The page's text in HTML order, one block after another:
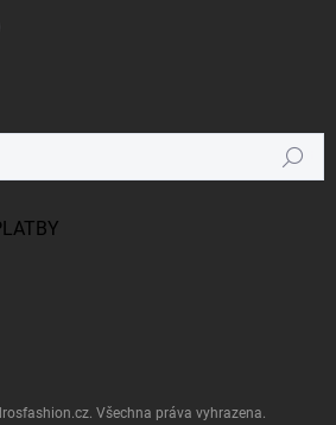
Hledat
. Všechna práva vyhrazena.